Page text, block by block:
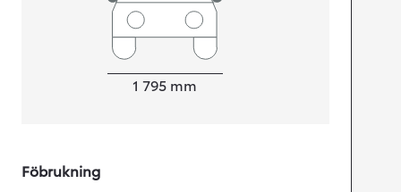
1 795 mm
Föbrukning